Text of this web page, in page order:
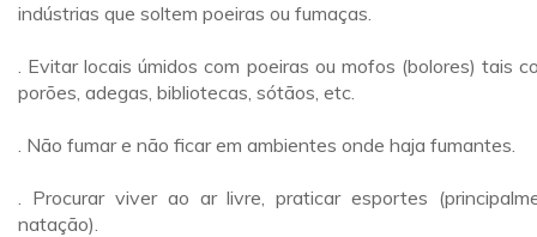
indústrias que soltem poeiras ou fumaças.
. Evitar locais úmidos com poeiras ou mofos (bolores) tais
porões, adegas, bibliotecas, sótãos, etc.
. Não fumar e não ficar em ambientes onde haja fumantes.
. Procurar viver ao ar livre, praticar esportes
natação).